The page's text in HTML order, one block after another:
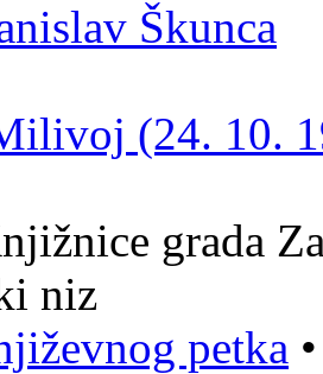
Škunca
(24. 10.
grada
niz
petka